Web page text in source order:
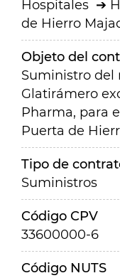
Hospitales
de Hierro
Objeto del
Suministro del
Glatirámero
Pharma, para
Puerta de
Tipo de
Suministros
Código CPV
33600000-6
Código NUTS